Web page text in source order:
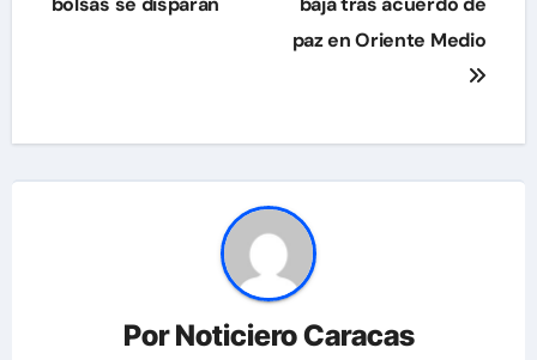
paz en Oriente Medio
PorNoticiero Caracas